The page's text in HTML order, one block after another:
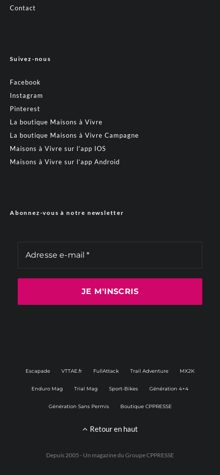
Contact
Suivez-nous
Facebook
Instagram
Pinterest
La boutique Maisons à Vivre
La boutique Maisons à Vivre Campagne
Maisons à Vivre sur l’app IOS
Maisons à Vivre sur l’app Android
Abonnez-vous à notre newsletter
Escapade VTTAE.fr FullAttack Trail Adventure MX2K
Enduro Mag Trial Mag Sport-Bikes Génération 4×4
Génération Sans Permis Boutique CPPRESSE
Retour en haut
Depuis 2005 - Un magazine du Groupe CPPRESSE